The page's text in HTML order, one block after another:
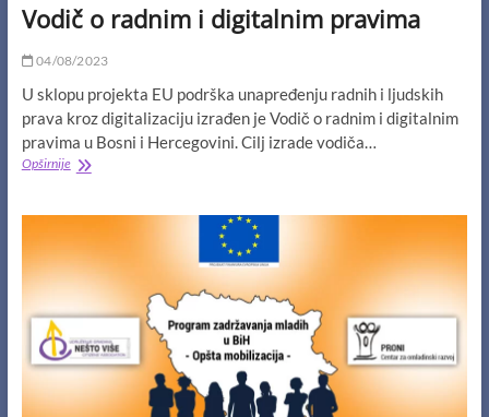
Vodič o radnim i digitalnim pravima
04/08/2023
U sklopu projekta EU podrška unapređenju radnih i ljudskih
prava kroz digitalizaciju izrađen je Vodič o radnim i digitalnim
pravima u Bosni i Hercegovini. Cilj izrade vodiča…
OpširnijeVodič
pravima